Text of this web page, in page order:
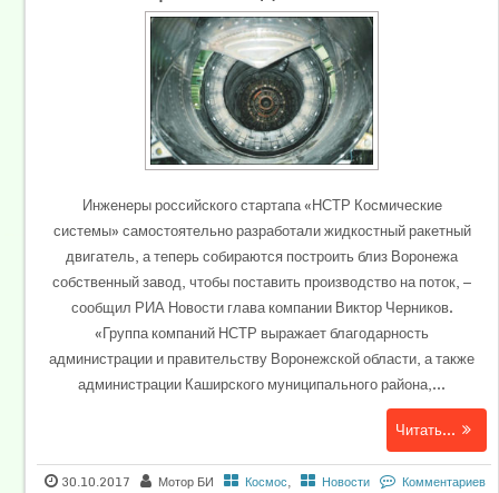
Инженеры российского стартапа «НСТР Космические
системы» самостоятельно разработали жидкостный ракетный
двигатель, а теперь собираются построить близ Воронежа
собственный завод, чтобы поставить производство на поток, —
сообщил РИА Новости глава компании Виктор Черников.
«Группа компаний НСТР выражает благодарность
администрации и правительству Воронежской области, а также
администрации Каширского муниципального района,...
Читать...
30.10.2017 Мотор БИ Космос, Новости
Комментариев